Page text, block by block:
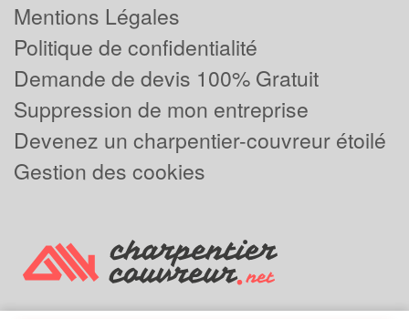
Mentions Légales
Politique de confidentialité
Demande de devis 100% Gratuit
Suppression de mon entreprise
Devenez un charpentier-couvreur étoilé
Gestion des cookies